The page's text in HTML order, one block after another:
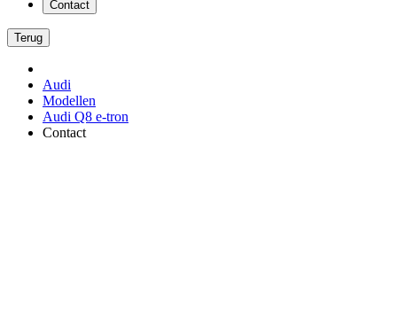
Contact
Terug
Audi
Modellen
Audi Q8 e-tron
Contact